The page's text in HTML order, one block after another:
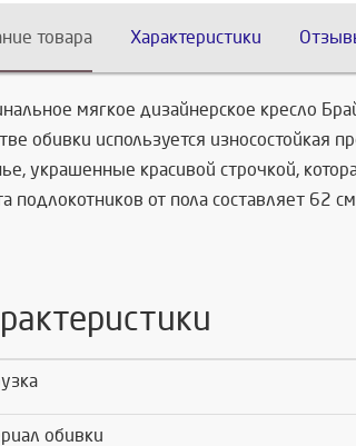
товара Характеристики
мягкое дизайнерское кресло
обивки используется износостойкая
украшенные красивой строчкой,
подлокотников от пола составляет 62
обивки